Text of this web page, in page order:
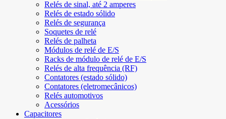
Relés de sinal, até 2 amperes
Relés de estado sólido
Relés de segurança
Soquetes de relé
Relés de palheta
Módulos de relé de E/S
Racks de módulo de relé de E/S
Relés de alta frequência (RF)
Contatores (estado sólido)
Contatores (eletromecânicos)
Relés automotivos
Acessórios
Capacitores